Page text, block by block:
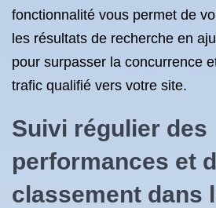
fonctionnalité vous permet de
les résultats de recherche en
pour surpasser la concurrence
trafic qualifié vers votre site.
Suivi régulier des
performances et
classement dans